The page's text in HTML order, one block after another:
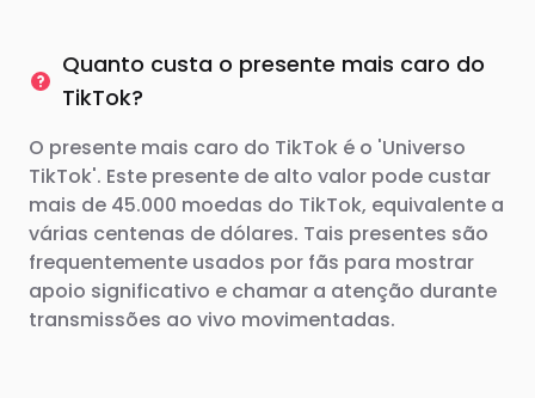
Quanto custa o presente mais caro do
TikTok?
O presente mais caro do TikTok é o 'Universo
TikTok'. Este presente de alto valor pode custar
mais de 45.000 moedas do TikTok, equivalente a
várias centenas de dólares. Tais presentes são
frequentemente usados ​​por fãs para mostrar
apoio significativo e chamar a atenção durante
transmissões ao vivo movimentadas.